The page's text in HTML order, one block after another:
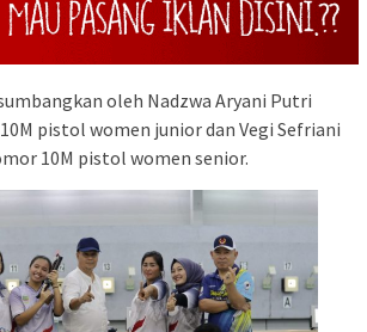
oleh Nadzwa Aryani Putri
pistol women junior dan Vegi Sefriani
10M pistol women senior.